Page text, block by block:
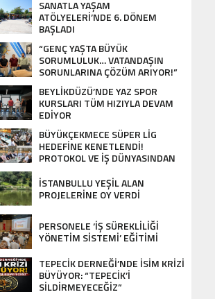
SANATLA YAŞAM
ATÖLYELERİ’NDE 6. DÖNEM
BAŞLADI
“GENÇ YAŞTA BÜYÜK
SORUMLULUK… VATANDAŞIN
SORUNLARINA ÇÖZÜM ARIYOR!”
BEYLİKDÜZÜ’NDE YAZ SPOR
KURSLARI TÜM HIZIYLA DEVAM
EDİYOR
BÜYÜKÇEKMECE SÜPER LİG
HEDEFİNE KENETLENDİ!
PROTOKOL VE İŞ DÜNYASINDAN
DESTEK…
İSTANBULLU YEŞİL ALAN
PROJELERİNE OY VERDİ
PERSONELE ‘İŞ SÜREKLİLİĞİ
YÖNETİM SİSTEMİ’ EĞİTİMİ
TEPECİK DERNEĞİ’NDE İSİM KRİZİ
BÜYÜYOR: “TEPECİK’İ
SİLDİRMEYECEĞİZ”